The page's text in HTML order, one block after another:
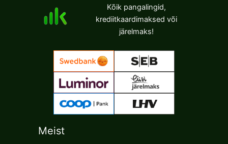
Kõik pangalingid,
krediitkaardimaksed või
järelmaks!
Meist